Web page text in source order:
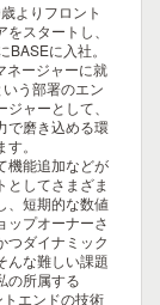
よりフロント
スタートし、
に入社。
ネージャーに就
う部署のエン
ャーとして、
で磨き込める環
。
機能追加などが
としてさまざま
、短期的な数値
ップオーナーさ
つダイナミック
んな難しい課題
の所属する
エンドの技術